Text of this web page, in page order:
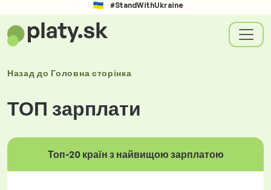
#StandWithUkraine
Назад до Головна сторінка
ТОП зарплати
Топ-20 країн з найвищою зарплатою